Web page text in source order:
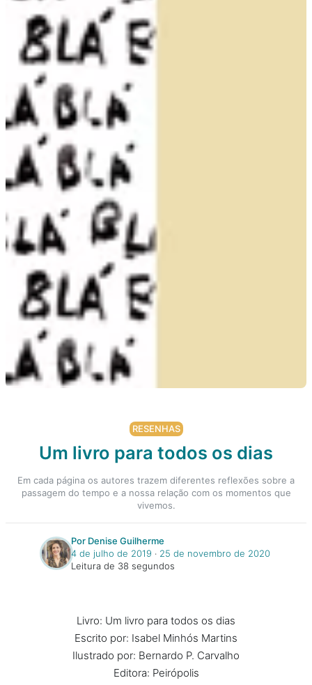
RESENHAS
Um livro para todos os dias
Em cada página os autores trazem diferentes reflexões sobre a
passagem do tempo e a nossa relação com os momentos que
vivemos.
Por Denise Guilherme
4 de julho de 2019 ‧ 25 de novembro de 2020
Leitura de 38 segundos
Livro: Um livro para todos os dias
Escrito por: Isabel Minhós Martins
Ilustrado por: Bernardo P. Carvalho
Editora: Peirópolis